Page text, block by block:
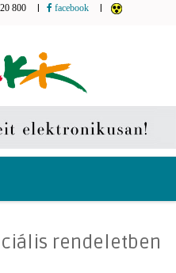
800 facebook
rendeletben